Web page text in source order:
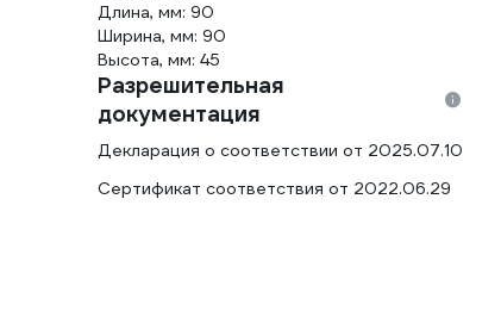
Длина, мм: 90
Ширина, мм: 90
Высота, мм: 45
Разрешительная
документация
Декларация о соответствии от 2025.07.10
Сертификат соответствия от 2022.06.29